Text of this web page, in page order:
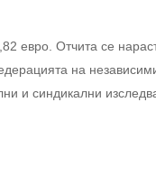
евро. Отчита се
на
и синдикални